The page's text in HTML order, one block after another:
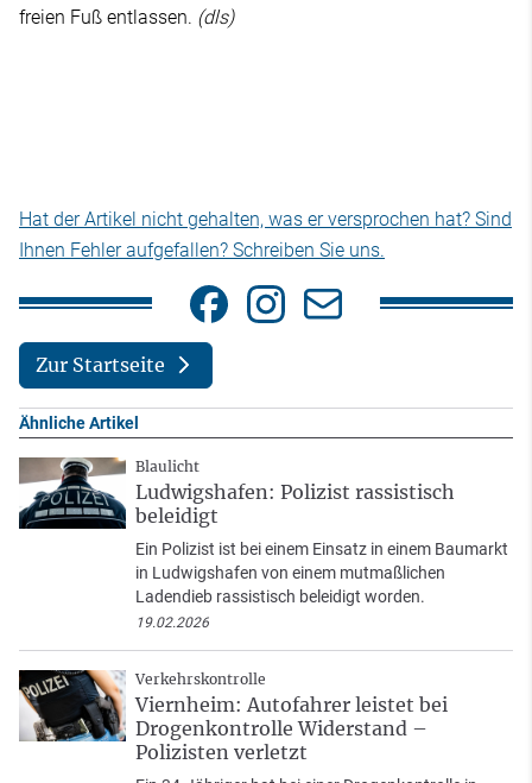
freien Fuß entlassen. (dls)
Hat der Artikel nicht gehalten, was er versprochen hat? Sind
Ihnen Fehler aufgefallen? Schreiben Sie uns.
Zur Startseite
Ähnliche Artikel
Blaulicht
Ludwigshafen: Polizist rassistisch
beleidigt
Ein Polizist ist bei einem Einsatz in einem Baumarkt
in Ludwigshafen von einem mutmaßlichen
Ladendieb rassistisch beleidigt worden.
19.02.2026
Verkehrskontrolle
Viernheim: Autofahrer leistet bei
Drogenkontrolle Widerstand –
Polizisten verletzt